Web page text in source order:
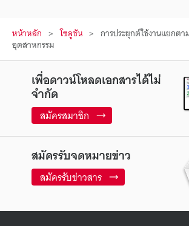
หน้าหลัก โซลูชัน การประยุกต์ใช้งานแยกต
อุตสาหกรรม
เพื่อดาวน์โหลดเอกสารได้ไม่
จำกัด
สมัครสมาชิก
สมัครรับจดหมายข่าว
สมัครรับข่าวสาร